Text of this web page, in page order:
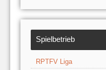
Spielbetrieb
RPTFV Liga